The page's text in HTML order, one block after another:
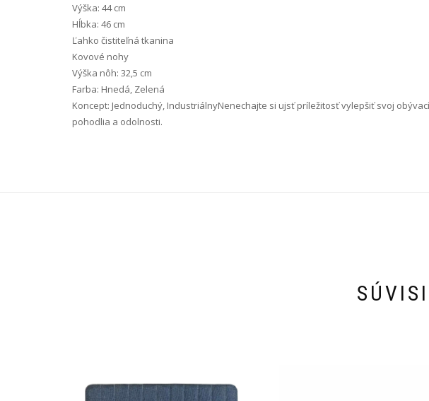
Výška: 44 cm
Hĺbka: 46 cm
Ľahko čistiteľná tkanina
Kovové nohy
Výška nôh: 32,5 cm
Farba: Hnedá, Zelená
Koncept: Jednoduchý, IndustriálnyNenechajte si ujsť príležitosť vylepšiť svoj
pohodlia a odolnosti.